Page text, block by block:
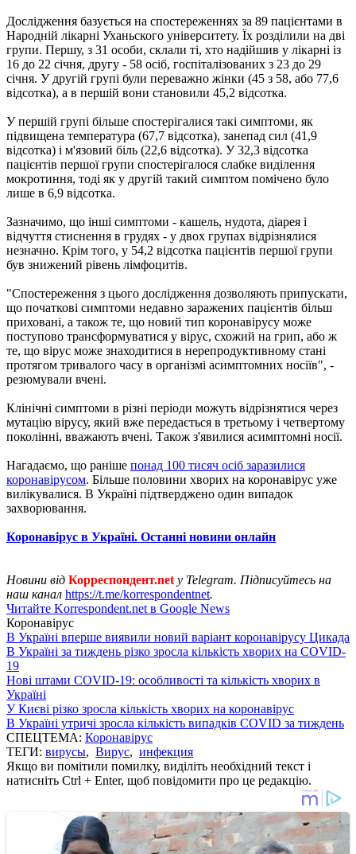
Дослідження базується на спостереженнях за 89 пацієнтами в
Народній лікарні Уханьского університету. Їх розділили на дві
групи. Першу, з 31 особи, склали ті, хто надійшив у лікарні із
16 до 22 січня, другу - 58 осіб, госпіталізованих з 23 до 29
січня. У другій групі були переважно жінки (45 з 58, або 77,6
відсотка), а в першій вони становили 45,2 відсотка.
У першій групі більше спостерігалися такі симптоми, як
підвищена температура (67,7 відсотка), занепад сил (41,9
відсотка) і м'язовий біль (22,6 відсотка). У 32,3 відсотка
пацієнтів першої групи спостерігалося слабке виділення
мокротиння, тоді як у другій такий симптом помічено було
лише в 6,9 відсотка.
Зазначимо, що інші симптоми - кашель, нудота, діарея і
відчуття стиснення в грудях - у двох групах відрізнялися
незначно. Крім того, у 54,2 відсотка пацієнтів першої групи
був знижений рівень лімфоцитів.
"Спостереження з цього дослідження дозволяють припускати,
що початкові симптоми недавно заражених пацієнтів більш
приховані, а також те, що новий тип коронавірусу може
поступово трансформуватися у вірус, схожий на грип, або ж
те, що вірус може знаходитися в нерепродуктивному стані
протягом тривалого часу в організмі асимптомних носіїв", -
резюмували вчені.
Клінічні симптоми в різні періоди можуть відрізнятися через
мутацію вірусу, який вже передається в третьому і четвертому
поколінні, вважають вчені. Також з'явилися асимптомні носії.
Нагадаємо, що раніше понад 100 тисяч осіб заразилися
коронавірусом. Більше половини хворих на коронавірус уже
вилікувалися. В Україні підтверджено один випадок
захворювання.
Коронавірус в Україні. Останні новини онлайн
Новини від Корреспондент.net у Telegram. Підписуйтесь на
наш канал https://t.me/korrespondentnet.
Читайте Korrespondent.net в Google News
Коронавірус
В Україні вперше виявили новий варіант коронавірусу Цикада
В Україні за тиждень різко зросла кількість хворих на COVID-
19
Нові штами COVID-19: особливості та кількість хворих в
Україні
У Києві різко зросла кількість хворих на коронавірус
В Україні утричі зросла кількість випадків COVID за тиждень
СПЕЦТЕМА: Коронавірус
ТЕГИ: вирусы, Вирус, инфекция
Якщо ви помітили помилку, виділіть необхідний текст і
натисніть Ctrl + Enter, щоб повідомити про це редакцію.